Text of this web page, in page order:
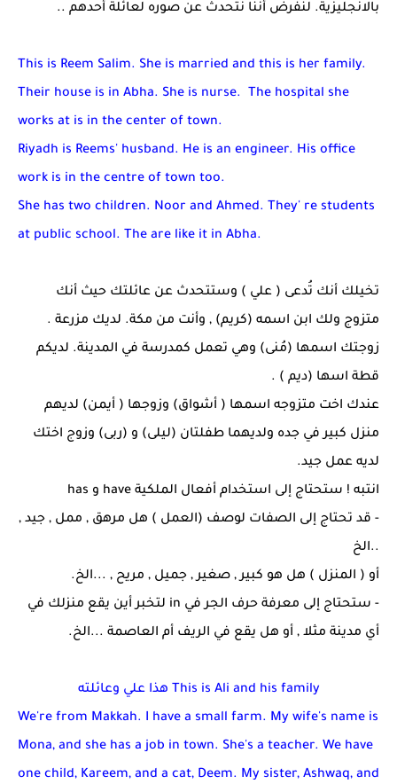
بالانجليزية. لنفرض أننا نتحدث عن صوره لعائلة أحدهم ..
This is Reem Salim. She is married and this is her family.
Their house is in Abha. She is nurse. The hospital she
works at is in the center of town.
Riyadh is Reems' husband. He is an engineer. His office
work is in the centre of town too.
She has two children. Noor and Ahmed. They' re students
at public school. The are like it in Abha.
تخيلك أنك تُدعى ( علي ) وستتحدث عن عائلتك حيث أنك
متزوج ولك ابن اسمه (كريم) , وأنت من مكة. لديك مزرعة .
زوجتك اسمها (مُنى) وهي تعمل كمدرسة في المدينة. لديكم
قطة اسها (ديم ) .
عندك اخت متزوجه اسمها ( أشواق) وزوجها ( أيمن) لديهم
منزل كبير في جده ولديهما طفلتان (ليلى) و (ربى) وزوج اختك
لديه عمل جيد.
انتبه ! ستحتاج إلى استخدام أفعال الملكية have و has
- قد تحتاج إلى الصفات لوصف (العمل ) هل مرهق , ممل , جيد ,
..الخ
أو ( المنزل ) هل هو كبير , صغير , جميل , مريح , ...الخ.
- ستحتاج إلى معرفة حرف الجر في in لتخبر أين يقع منزلك في
أي مدينة مثلا , أو هل يقع في الريف أم العاصمة ...الخ.
This is Ali and his family هذا علي وعائلته
We're from Makkah. I have a small farm. My wife's name is
Mona, and she has a job in town. She's a teacher. We have
one child, Kareem, and a cat, Deem. My sister, Ashwaq, and